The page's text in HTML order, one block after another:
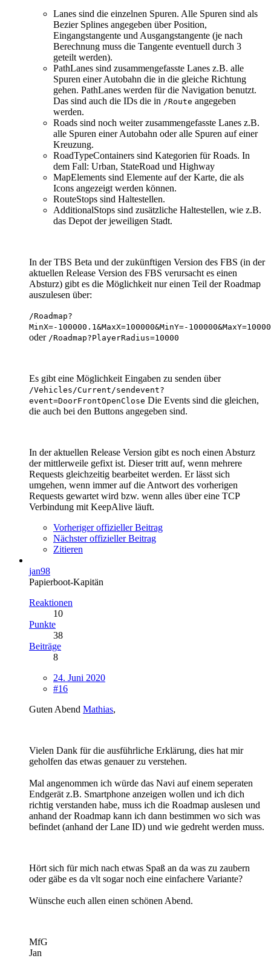
Lanes sind die einzelnen Spuren. Alle Spuren sind als
Bezier Splines angegeben über Position,
Eingangstangente und Ausgangstangente (je nach
Berechnung muss die Tangente eventuell durch 3
geteilt werden).
PathLanes sind zusammengefasste Lanes z.B. alle
Spuren einer Autobahn die in die gleiche Richtung
gehen. PathLanes werden für die Navigation benutzt.
Das sind auch die IDs die in /Route angegeben
werden.
Roads sind noch weiter zusammengefasste Lanes z.B.
alle Spuren einer Autobahn oder alle Spuren auf einer
Kreuzung.
RoadTypeContainers sind Kategorien für Roads. In
dem Fall: Urban, StateRoad und Highway
MapElements sind Elemente auf der Karte, die als
Icons angezeigt werden können.
RouteStops sind Haltestellen.
AdditionalStops sind zusätzliche Haltestellen, wie z.B.
das Depot der jeweiligen Stadt.
In der TBS Beta und der zukünftigen Version des FBS (in der
aktuellen Release Version des FBS verursacht es einen
Absturz) gibt es die Möglichkeit nur einen Teil der Roadmap
auszulesen über:
/Roadmap?
MinX=-100000.1&MaxX=100000&MinY=-
oder /Roadmap?PlayerRadius=10000
Es gibt eine Möglichkeit Eingaben zu senden über
/Vehicles/Current/sendevent?
event=DoorFrontOpenClose Die Events sind die gleichen,
die auch bei den Buttons angegeben sind.
In der aktuellen Release Version gibt es noch einen Absturz
der mittlerweile gefixt ist. Dieser tritt auf, wenn mehrere
Requests gleichzeitig bearbeitet werden. Er lässt sich
umgehen, wenn immer auf die Antwort des vorherigen
Requests gewartet wird bzw. wenn alles über eine TCP
Verbindung mit KeepAlive läuft.
Vorheriger offizieller Beitrag
Nächster offizieller Beitrag
Zitieren
jan98
Papierboot-Kapitän
Reaktionen
10
Punkte
38
Beiträge
8
24. Juni 2020
#16
Guten Abend Mathias,
Vielen Dank für die ausführliche Erklärung, dies hat mir
geholfen das etwas genauer zu verstehen.
Mal angenommen ich würde das Navi auf einem seperaten
Endgerät z.B. Smartphone anzeigen wollen und ich dich
richtig verstanden habe, muss ich die Roadmap auslesen und
anhand der Roadmap kann ich dann bestimmen wo sich was
befindet (anhand der Lane ID) und wie gedreht werden muss.
Hört sich für mich nach etwas Spaß an da was zu zaubern
oder gäbe es da vlt sogar noch eine einfachere Variante?
Wünsche euch allen einen schönen Abend.
MfG
Jan